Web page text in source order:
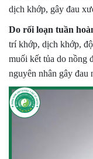
dịch khớp, gây đau
Do rối loạn tuần
trí khớp, dịch khớp,
muối kết tủa do nồng
nguyên nhân gây đau